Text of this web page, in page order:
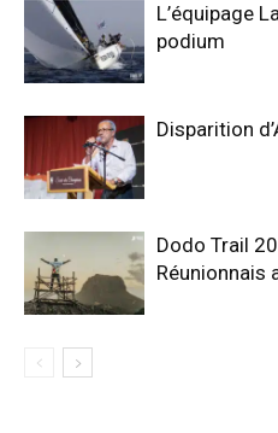
L’équipage
podium
Disparition
Dodo Trail
Réunionnais